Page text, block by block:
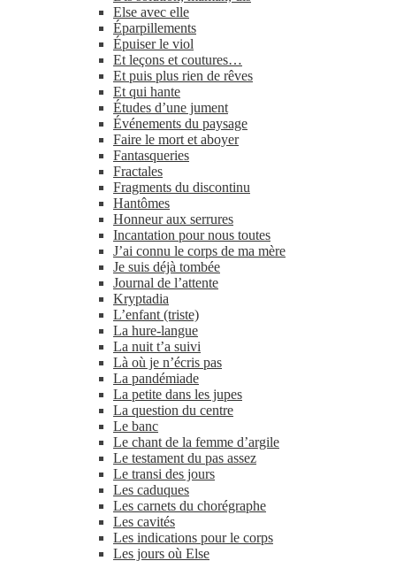
Else avec elle
Éparpillements
Épuiser le viol
Et leçons et coutures…
Et puis plus rien de rêves
Et qui hante
Études d’une jument
Événements du paysage
Faire le mort et aboyer
Fantasqueries
Fractales
Fragments du discontinu
Hantômes
Honneur aux serrures
Incantation pour nous toutes
J’ai connu le corps de ma mère
Je suis déjà tombée
Journal de l’attente
Kryptadia
L’enfant (triste)
La hure-​langue
La nuit t’a suivi
Là où je n’écris pas
La pandémiade
La petite dans les jupes
La question du centre
Le banc
Le chant de la femme d’argile
Le testament du pas assez
Le transi des jours
Les caduques
Les carnets du chorégraphe
Les cavités
Les indications pour le corps
Les jours où Else